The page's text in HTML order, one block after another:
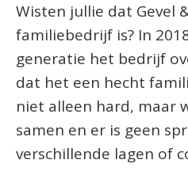
Wisten jullie dat Gevel
familiebedrijf is? In
generatie het bedrijf
dat het een hecht
niet alleen hard, maar
samen en er is geen
verschillende lagen of